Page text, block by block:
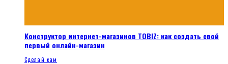
Конструктор интернет-магазинов TOBIZ: как создать свой
первый онлайн-магазин
Сделай сам